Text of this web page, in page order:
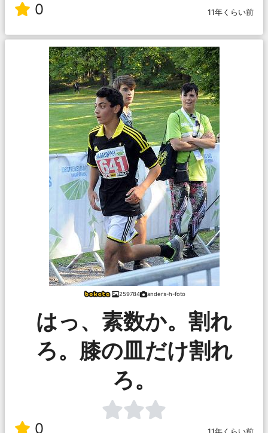
0 11年くらい前
259784 anders-h-foto
はっ、素数か。割れ
ろ。膝の皿だけ割れ
ろ。
0